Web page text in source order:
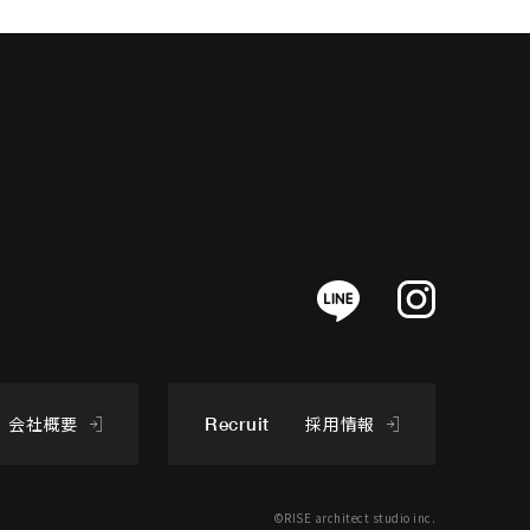
会社概要 Recruit 採用情報
©RISE architect studio inc.